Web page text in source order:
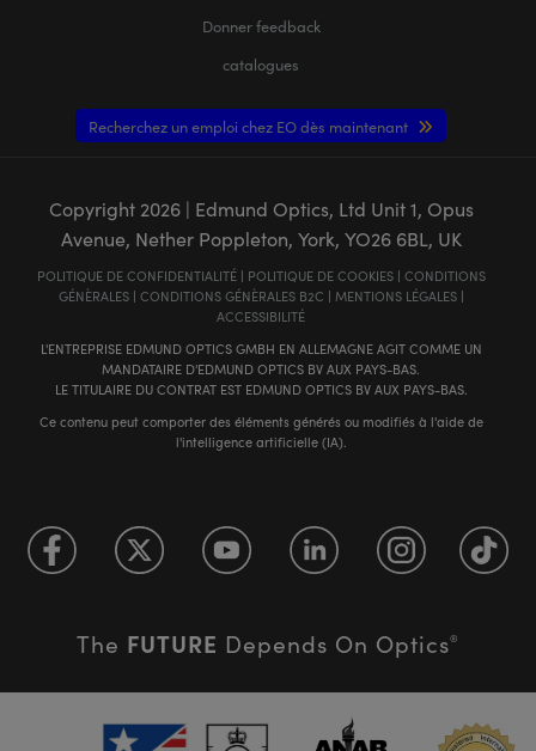
Donner feedback
catalogues
Recherchez un emploi chez EO dès maintenant
Copyright 2026| Edmund Optics, Ltd Unit 1, Opus
Avenue, Nether Poppleton, York, YO26 6BL, UK
POLITIQUE DE CONFIDENTIALITÉ| POLITIQUE DE COOKIES| CONDITIONS
GÉNÈRALES| CONDITIONS GÉNÈRALES B2C | MENTIONS LÉGALES|
ACCESSIBILITÉ
L'ENTREPRISE EDMUND OPTICS GMBH EN ALLEMAGNE AGIT COMME UN
MANDATAIRE D'EDMUND OPTICS BV AUX PAYS-BAS.
LE TITULAIRE DU CONTRAT EST EDMUND OPTICS BV AUX PAYS-BAS.
Ce contenu peut comporter des éléments générés ou modifiés à l'aide de
l'intelligence artificielle (IA).
The FUTURE Depends On Optics®